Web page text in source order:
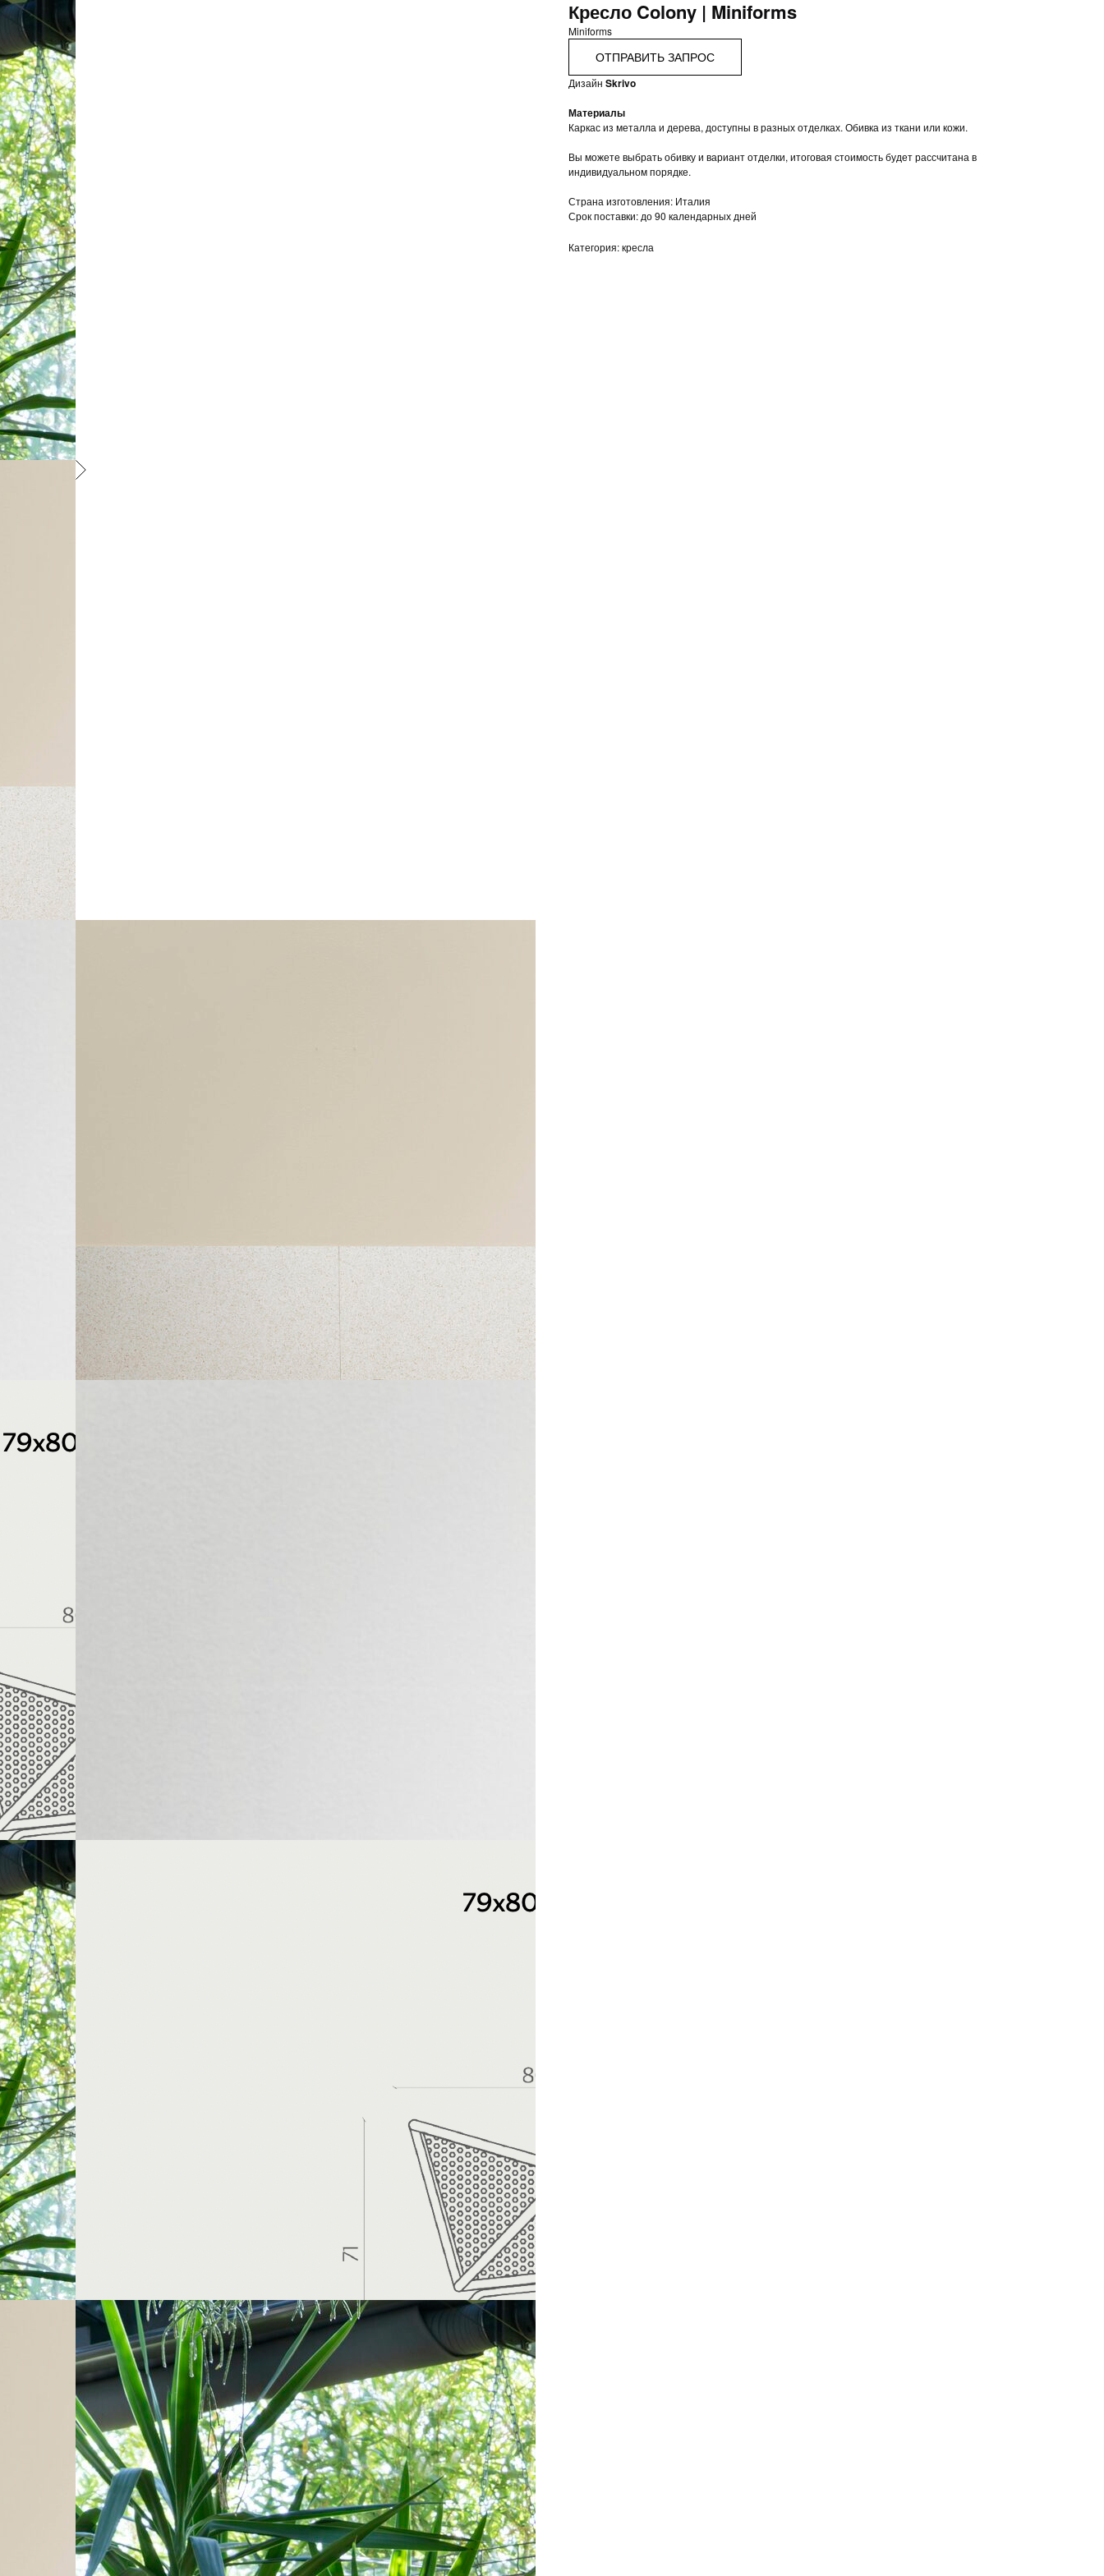
Кресло Colony | Miniforms
Miniforms
ОТПРАВИТЬ ЗАПРОС
Дизайн Skrivo
Материалы
Каркас из металла и дерева, доступны в разных отделках. Обивка из ткани или кожи.
Вы можете выбрать обивку и вариант отделки, итоговая стоимость будет рассчитана в
индивидуальном порядке.
Страна изготовления: Италия
Срок поставки: до 90 календарных дней
Категория: кресла